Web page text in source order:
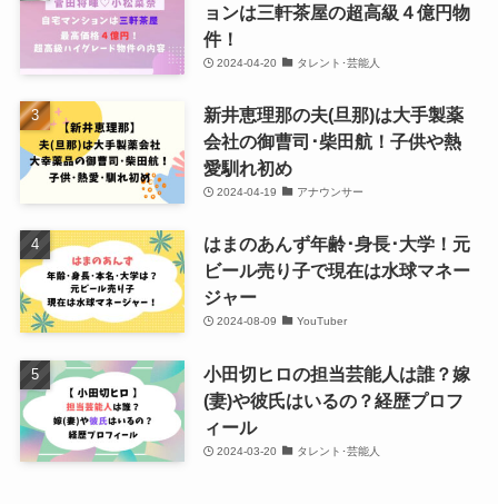
ョンは三軒茶屋の超高級４億円物
件！
2024-04-20 タレント･芸能人
新井恵理那の夫(旦那)は大手製薬
会社の御曹司･柴田航！子供や熱
愛馴れ初め
2024-04-19 アナウンサー
はまのあんず年齢･身長･大学！元
ビール売り子で現在は水球マネー
ジャー
2024-08-09 YouTuber
小田切ヒロの担当芸能人は誰？嫁
(妻)や彼氏はいるの？経歴プロフ
ィール
2024-03-20 タレント･芸能人